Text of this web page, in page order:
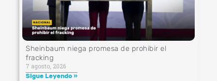
Sheinbaum niega promesa de prohibir el
fracking
7 agosto, 2026
Sigue Leyendo »